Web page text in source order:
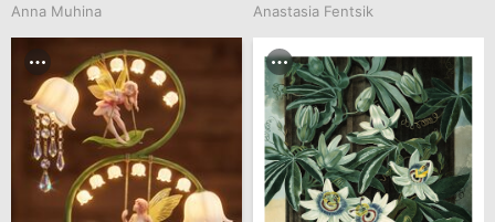
Anna Muhina Anastasia Fentsik